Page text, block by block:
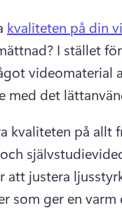
kvaliteten på din
I stället
videomaterial
med det
kvaliteten på allt
och
att justera
som ger en